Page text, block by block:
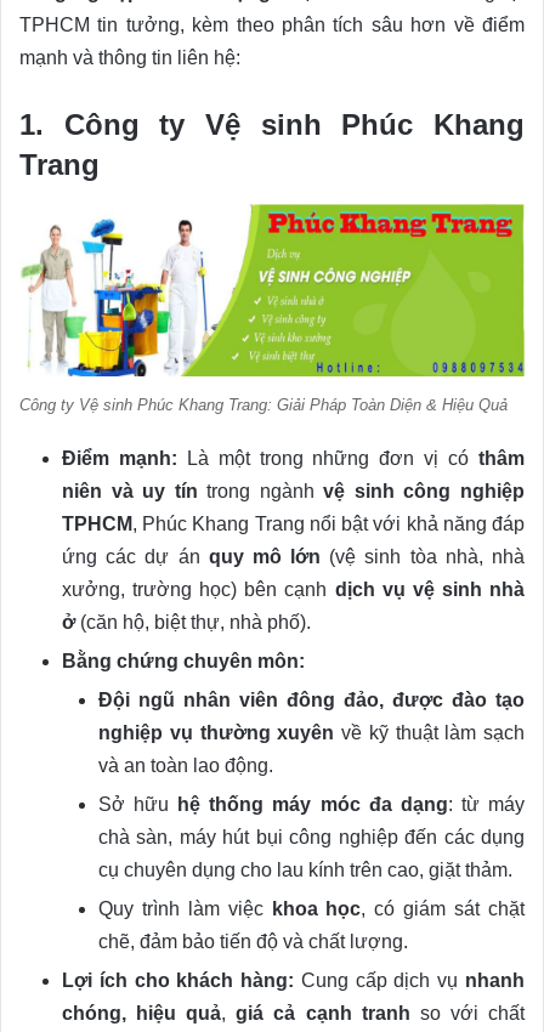
TPHCM tin tưởng, kèm theo phân tích sâu hơn về điểm
mạnh và thông tin liên hệ:
1. Công ty Vệ sinh Phúc Khang
Trang
Công ty Vệ sinh Phúc Khang Trang: Giải Pháp Toàn Diện & Hiệu Quả
Điểm mạnh: Là một trong những đơn vị cóthâm
niên và uy tín trong ngànhvệ sinh công nghiệp
TPHCM, Phúc Khang Trang nổi bật với khả năng đáp
ứng các dự án quy mô lớn (vệ sinh tòa nhà, nhà
xưởng, trường học) bên cạnh dịch vụ vệ sinh nhà
ở(căn hộ, biệt thự, nhà phố).
Bằng chứng chuyên môn:
Đội ngũ nhân viên đông đảo, được đào tạo
nghiệp vụ thường xuyên về kỹ thuật làm sạch
và an toàn lao động.
Sở hữu
hệ thống máy móc đa dạng: từ máy
chà sàn, máy hút bụi công nghiệp đến các dụng
cụ chuyên dụng cho lau kính trên cao, giặt thảm.
Quy trình làm việc khoa học, có giám sát chặt
chẽ, đảm bảo tiến độ và chất lượng.
Lợi ích cho khách hàng: Cung cấp dịch vụ nhanh
chóng, hiệu quả,giá cả cạnh tranh so với chất